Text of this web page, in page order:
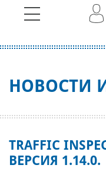
НОВОСТИ
TRAFFIC
ВЕРСИЯ 1.14.0.